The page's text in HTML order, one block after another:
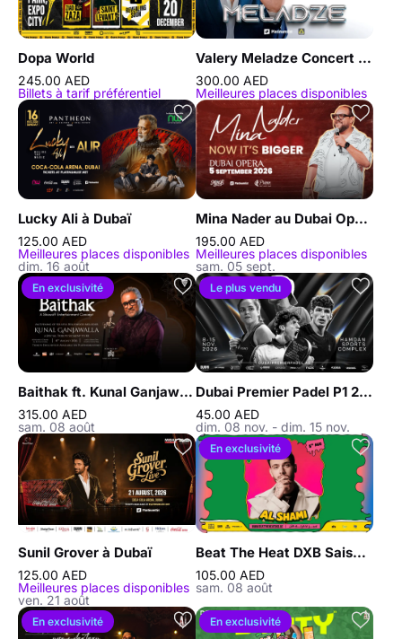
Dopa World
245.00 AED
Billets à tarif préférentiel
Valery Meladze Concert at The Agenda in Dubai
300.00 AED
Meilleures places disponibles
Lucky Ali à Dubaï
125.00 AED
Meilleures places disponibles
dim. 16 août
Mina Nader au Dubai Opera
195.00 AED
Meilleures places disponibles
sam. 05 sept.
En exclusivité
Baithak ft. Kunal Ganjawalla à Dubaï
315.00 AED
sam. 08 août
Le plus vendu
Dubai Premier Padel P1 2026
45.00 AED
dim. 08 nov. - dim. 15 nov.
Sunil Grover à Dubaï
125.00 AED
Meilleures places disponibles
ven. 21 août
En exclusivité
Beat The Heat DXB Saison 5 avec Al Shami en concert au DWTC
105.00 AED
sam. 08 août
En exclusivité En exclusivité